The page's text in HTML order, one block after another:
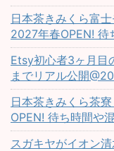
日本茶きみくら富
2027年春OPEN! 待
Etsy初心者3ヶ月目
までリアル公開
日本茶きみくら茶
OPEN! 待ち時間や
スガキヤがイオン